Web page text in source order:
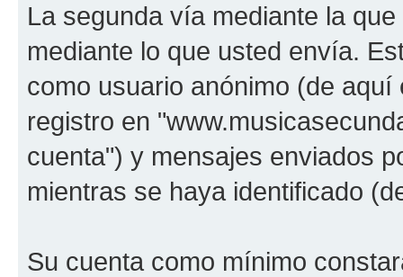
La segunda vía mediante la
mediante lo que usted envía.
como usuario anónimo (de
registro en
cuenta") y mensajes enviados
mientras se haya identificado
Su cuenta como mínimo